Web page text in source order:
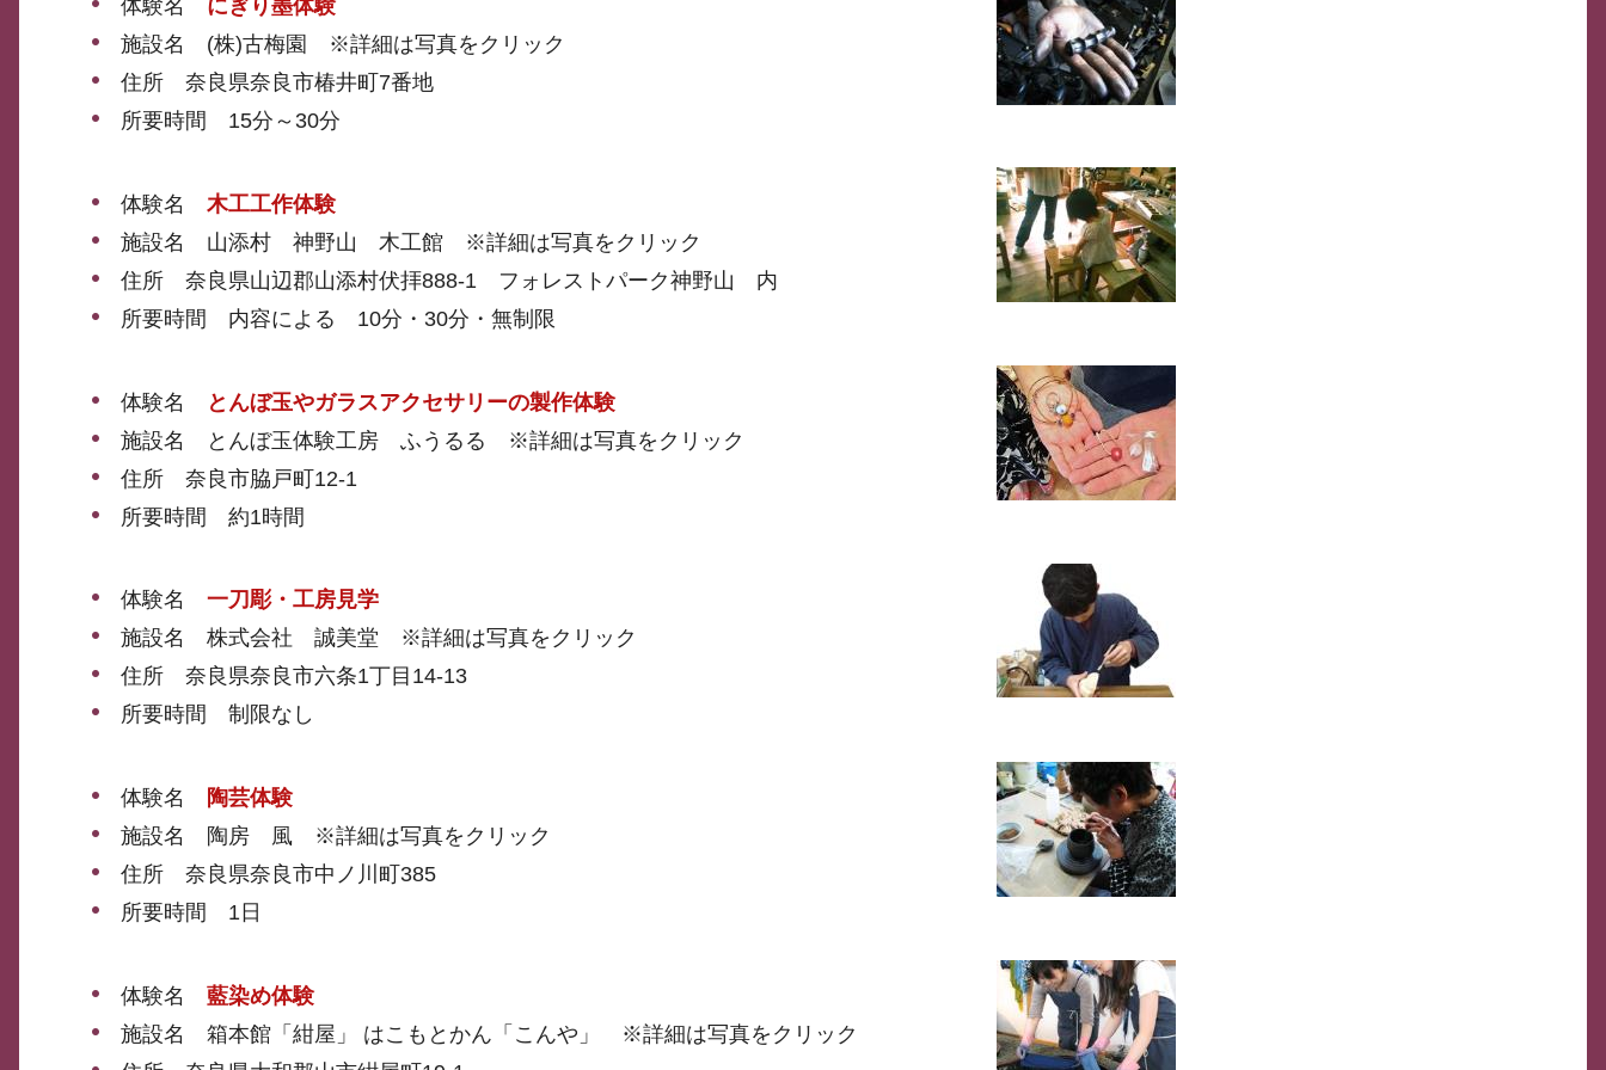
体験名 にぎり墨体験
施設名 (株)古梅園 ※詳細は写真をクリック
住所 奈良県奈良市椿井町7番地
所要時間 15分～30分
体験名 木工工作体験
施設名 山添村 神野山 木工館 ※詳細は写真をクリック
住所 奈良県山辺郡山添村伏拝888-1 フォレストパーク神野山 内
所要時間 内容による 10分・30分・無制限
体験名
とんぼ玉やガラスアクセサリーの製作体験
施設名 とんぼ玉体験工房 ふうるる ※詳細は写真をクリック
住所 奈良市脇戸町12-1
所要時間 約1時間
体験名 一刀彫・工房見学
施設名 株式会社 誠美堂 ※詳細は写真をクリック
住所 奈良県奈良市六条1丁目14-13
所要時間 制限なし
体験名
陶芸体験
施設名 陶房 風 ※詳細は写真をクリック
住所 奈良県奈良市中ノ川町385
所要時間 1日
体験名 藍染め体験
施設名 箱本館「紺屋」 はこもとかん「こんや」 ※詳細は写真をクリック